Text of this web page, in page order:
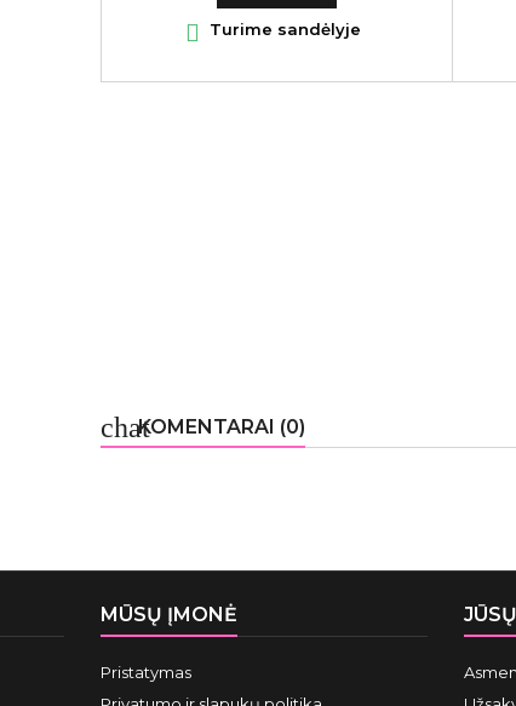
 Turime sandėlyje
chatKOMENTARAI (0)
MŪSŲ ĮMONĖ
Pristatymas